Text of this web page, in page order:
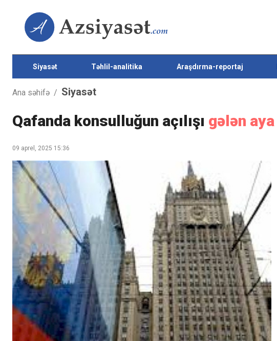
Siyasət Təhlil-analitika Araşdırma-reportaj
Ana səhifə / Siyasət
Qafanda konsulluğun açılışı gələn aya
09 aprel, 2025 15:36